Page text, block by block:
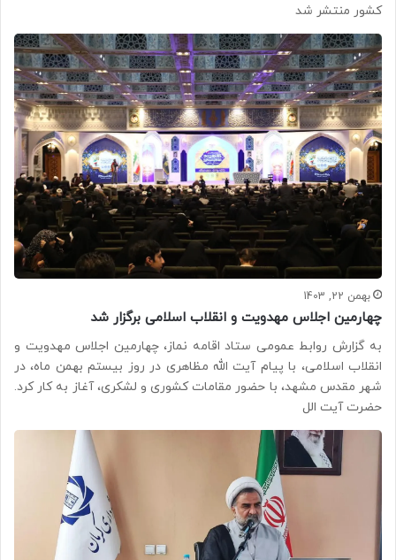
کشور منتشر شد
بهمن 22, 1403
چهارمین اجلاس مهدویت و انقلاب اسلامی برگزار شد
به گزارش روابط عمومی ستاد اقامه نماز، چهارمین اجلاس مهدویت و
انقلاب اسلامی، با پیام آیت الله مظاهری در روز بیستم بهمن ماه، در
شهر مقدس مشهد، با حضور مقامات کشوری و لشکری، آغاز به کار کرد.
حضرت آیت الل